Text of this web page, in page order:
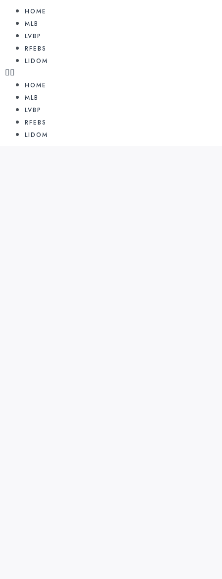
HOME
MLB
LVBP
RFEBS
LIDOM
HOME
MLB
LVBP
RFEBS
LIDOM